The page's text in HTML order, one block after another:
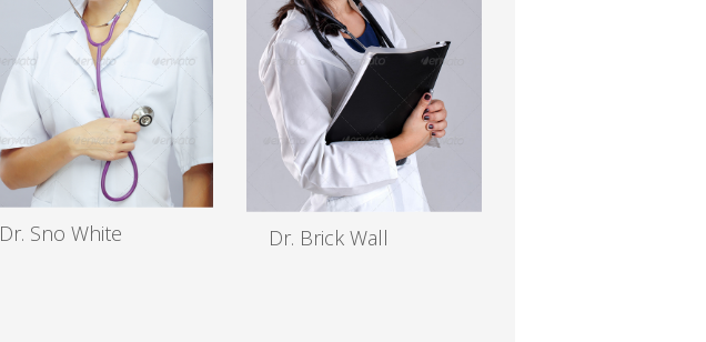
Dr. Sno White Dr. Brick Wall